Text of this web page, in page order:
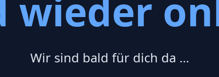
wieder
Wir sind bald für dich da …